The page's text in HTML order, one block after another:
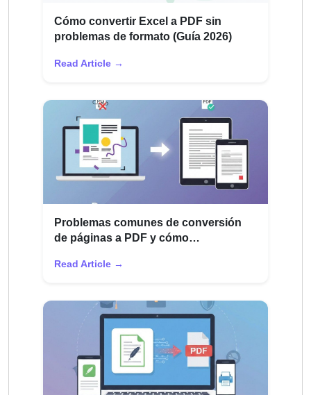
Cómo convertir Excel a PDF sin
problemas de formato (Guía 2026)
Read Article →
Problemas comunes de conversión
de páginas a PDF y cómo
Read Article →